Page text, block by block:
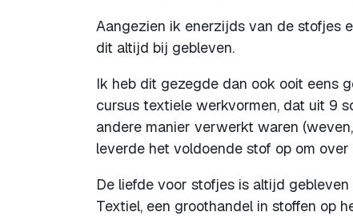
Aangezien ik enerzijds van de stofjes
dit altijd bij gebleven.
Ik heb dit gezegde dan ook ooit eens
cursus textiele werkvormen, dat uit 9
andere manier verwerkt waren
leverde het voldoende stof op om over
De liefde voor stofjes is altijd
Textiel, een groothandel in stoffen op